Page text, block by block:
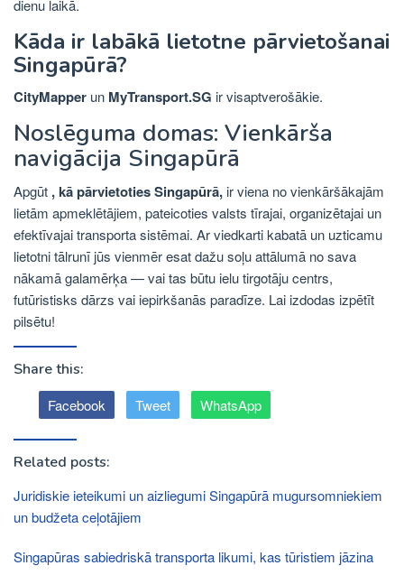
dienu laikā.
Kāda ir labākā lietotne pārvietošanai
Singapūrā?
CityMapper un MyTransport.SG ir visaptverošākie.
Noslēguma domas: Vienkārša
navigācija Singapūrā
Apgūt , kā pārvietoties Singapūrā, ir viena no vienkāršākajām
lietām apmeklētājiem, pateicoties valsts tīrajai, organizētajai un
efektīvajai transporta sistēmai. Ar viedkarti kabatā un uzticamu
lietotni tālrunī jūs vienmēr esat dažu soļu attālumā no sava
nākamā galamērķa — vai tas būtu ielu tirgotāju centrs,
futūristisks dārzs vai iepirkšanās paradīze. Lai izdodas izpētīt
pilsētu!
Share this:
Facebook Tweet WhatsApp
Related posts:
Juridiskie ieteikumi un aizliegumi Singapūrā mugursomniekiem
un budžeta ceļotājiem
Singapūras sabiedriskā transporta likumi, kas tūristiem jāzina